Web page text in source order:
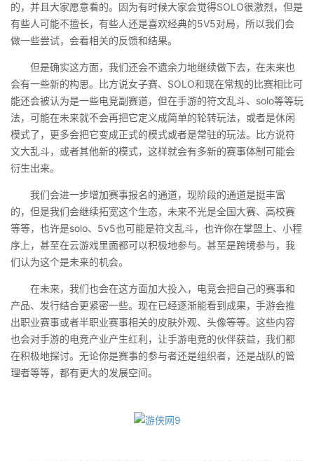
的，并且大家愿意看的。因为有时候大家会觉得SOLO很激烈，但是
有些人可能不擅长，有些人还是喜欢经典的5V5对局，所以我们会
做一些尝试，会看相关的反馈和结果。
但是确实这方面，我们还会不遗余力地继续做下去，在未来也
会有一些新的构思。比方说女子赛、SOLO和现在常规的比赛相比可
能还会被认为是一些电竞副赛道，但在手游的符文乱斗、solo等等玩
法，可能在未来就不会再把它定义成简单的轮转玩法，或者是休闲
模式了，更多会把它变成正式的模式或者是常驻的玩法。比方说符
文大乱斗，或者其他新的模式，这样就会有多新的赛事体制可能会
衍生出来。
我们会进一步增加赛事报名的通道，现阶段的通道是挺丰富
的，但是我们会继续拓宽这个生态，未来不光是全国大赛、高校赛
等等，也许是solo、5v5也可能是符文乱斗，也许你在掌盟上、小程
序上，甚至在云游戏里面都可以积极地参与。甚至是跨境参与，我
们认为这个是未来的机会。
在未来，我们也会在这方面加大投入，电竞会把自己的赛事和
产品、发行结合更紧密一些。现在已经逐渐能看到成果，手游会推
出职业赛事或者半职业赛事相关的皮肤外观、头像等等。这些内容
也会对手游的电竞产业产生红利，让手游电竞的伙伴获益，我们都
在积极地探讨。无论你是赛事的参与者还是组织者，还是战队的管
理者等等，都有更大的发展空间。